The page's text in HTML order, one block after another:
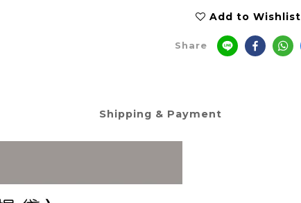
Add to Wishlist
Share
Shipping & Payment